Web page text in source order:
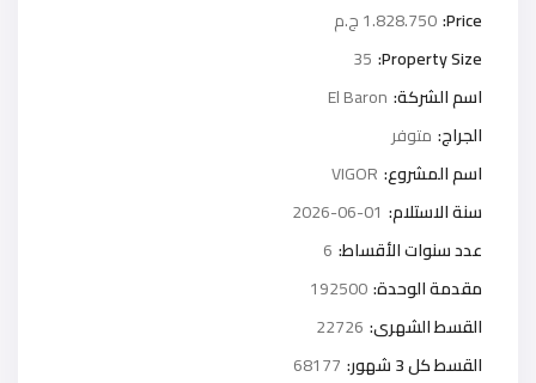
Price: 1.828.750 ج.م
Property Size:
35
اسم الشركة: El Baron
الجراج: متوفر
اسم المشروع: VIGOR
سنة الاستلام: 2026-06-01
عدد سنوات الأقساط: 6
مقدمة الوحدة:192500
القسط الشهرى: 22726
القسط كل 3 شهور:
68177